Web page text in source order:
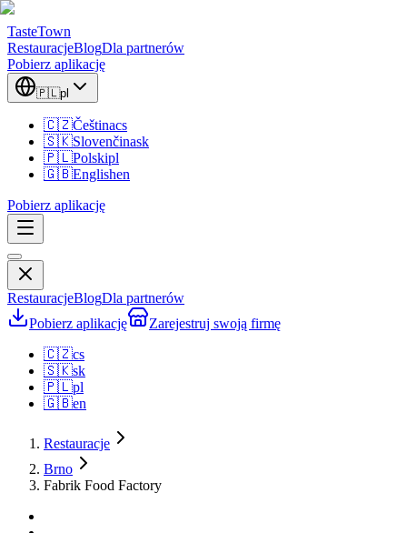
TasteTown
RestauracjeBlogDla partnerów
Pobierz aplikację
🇵🇱pl
🇨🇿Češtinacs
🇸🇰Slovenčinask
🇵🇱Polskipl
🇬🇧Englishen
Pobierz aplikację
RestauracjeBlogDla partnerów
Pobierz aplikację
Zarejestruj swoją firmę
🇨🇿cs
🇸🇰sk
🇵🇱pl
🇬🇧en
Restauracje
Brno
Fabrik Food Factory